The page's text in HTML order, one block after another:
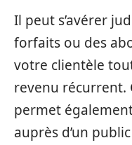
Il peut s’avérer
forfaits ou des
votre clientèle
revenu récurrent.
permet
auprès d’un